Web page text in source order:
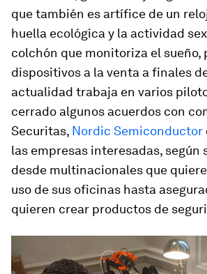
que también es artífice de un
huella ecológica y la actividad
colchón que monitoriza el sueño,
dispositivos a la venta a finales
actualidad trabaja en varios
cerrado algunos acuerdos con
Securitas, Nordic Semiconductor
las empresas interesadas, según
desde multinacionales que
uso de sus oficinas hasta
quieren crear productos de